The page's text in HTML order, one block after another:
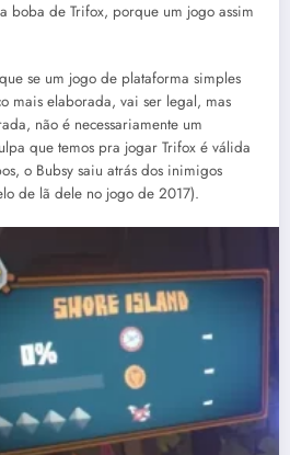
boba de Trifox, porque um jogo assim
se um jogo de plataforma simples
mais elaborada, vai ser legal, mas
não é necessariamente um
que temos pra jogar Trifox é válida
o Bubsy saiu atrás dos inimigos
de lã dele no jogo de 2017).